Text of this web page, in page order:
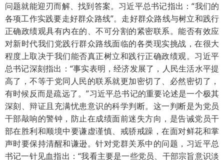
问题就能迎刃而解、找到答案。习近平总书记指出：“我们的
各项工作实践要走好群众路线”。走好群众路线与树立和践行
正确政绩观具有内在的、不可分割的紧密联系。能否有效应
对新时代我们党践行群众路线面临的各类现实挑战，在很大
程度上取决于我们能否真正树立和践行正确政绩观。习近平
总书记深刻指出：“事实表明，经济发展了，人民生活水平提
高了，不等于党同人民的联系就更加密切了、必然密切了，
有时候反而是疏远了。”习近平总书记的重要论述是一个极其
深刻、辩证且充满忧患意识的科学判断。这一判断是为党员
干部敲响的警钟，防止在成绩面前迷失方向，是告诫党员干
部在胜利和顺境中要谦虚谨慎、戒骄戒躁，在面对鲜花和掌
声时要保持清醒和谦逊。针对党群关系中的问题，习近平总
书记一针见血指出：“我看主要是一些党员、干部宗旨意识淡